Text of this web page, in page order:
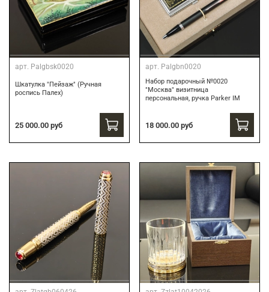
арт. Palgbsk0020
Шкатулка "Пейзаж" (Ручная
роспись Палех)
25 000.00 руб
арт. Palgbn0020
Набор подарочный №0020
"Москва" визитница
персональная, ручка Parker IM
18 000.00 руб